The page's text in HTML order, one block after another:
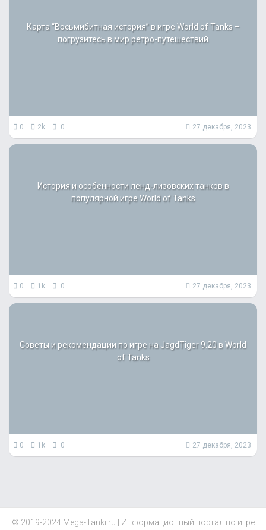
Карта “Восьмибитная история” в игре World of Tanks –
погрузитесь в мир ретро-путешествий
0 2k 0 27 декабря, 2023
История и особенности ленд-лизовских танков в
популярной игре World of Tanks
0 1k 0 27 декабря, 2023
Советы и рекомендации по игре на JagdTiger 9.20 в World
of Tanks
0 1k 0 27 декабря, 2023
© 2019-2024 Mega-Tanki.ru | Информационный портал по игре